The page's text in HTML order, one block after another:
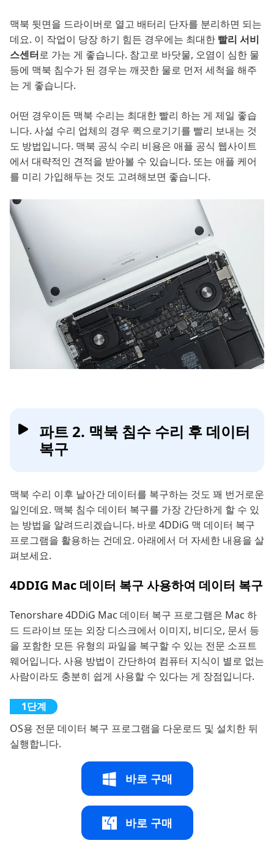
맥북 뒷면을 드라이버로 열고 배터리 단자를 분리하면 되는
데요. 이 작업이 당장 하기 힘든 경우에는 최대한 빨리 서비
스센터로 가는 게 좋습니다. 참고로 바닷물, 오염이 심한 물
등에 맥북 침수가 된 경우는 깨끗한 물로 먼저 세척을 해주
는 게 좋습니다.
어떤 경우이든 맥북 수리는 최대한 빨리 하는 게 제일 좋습
니다. 사설 수리 업체의 경우 퀵으로기기를 빨리 보내는 것
도 방법입니다. 맥북 공식 수리 비용은 애플 공식 웹사이트
에서 대략적인 견적을 받아볼 수 있습니다. 또는 애플 케어
를 미리 가입해두는 것도 고려해보면 좋습니다.
파트 2. 맥북 침수 수리 후 데이터
복구
맥북 수리 이후 날아간 데이터를 복구하는 것도 꽤 번거로운
일인데요. 맥북 침수 데이터 복구를 가장 간단하게 할 수 있
는 방법을 알려드리겠습니다. 바로 4DDiG 맥 데이터 복구
프로그램을 활용하는 건데요. 아래에서 더 자세한 내용을 살
펴보세요.
4DDIG Mac 데이터 복구 사용하여 데이터 복구
Tenorshare 4DDiG Mac 데이터 복구 프로그램은 Mac 하
드 드라이브 또는 외장 디스크에서 이미지, 비디오, 문서 등
을 포함한 모든 유형의 파일을 복구할 수 있는 전문 소프트
웨어입니다. 사용 방법이 간단하여 컴퓨터 지식이 별로 없는
사람이라도 충분히 쉽게 사용할 수 있다는 게 장점입니다.
OS용 전문 데이터 복구 프로그램을 다운로드 및 설치한 뒤
실행합니다.
바로 구매
바로 구매